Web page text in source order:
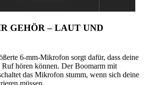
GEHÖR – LAUT UND
6-mm-Mikrofon sorgt dafür, dass deine
Ruf hören können. Der Boomarm mit
das Mikrofon stumm, wenn sich deine
müssen.